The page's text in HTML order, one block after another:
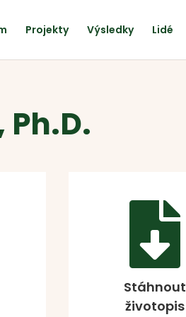
Projekty Výsledky Lidé

Stáhnout
životopis